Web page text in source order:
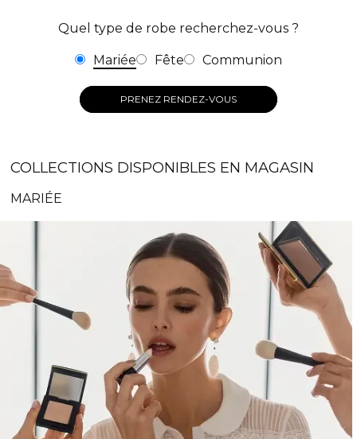
Quel type de robe recherchez-vous ?
Mariée Fête Communion
PRENEZ RENDEZ-VOUS
COLLECTIONS DISPONIBLES EN MAGASIN
MARIÉE